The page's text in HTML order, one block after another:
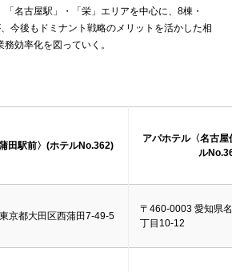
名古屋駅」・「栄」エリアを中心に、8棟・
今後もドミナント戦略のメリットを活かした相
効率化を図っていく。
田駅前〉(ホテルNo.362)
アパホテル〈名古
ル
京都大田区西蒲田7-49-5
〒460-0003 愛知県
丁目10-12